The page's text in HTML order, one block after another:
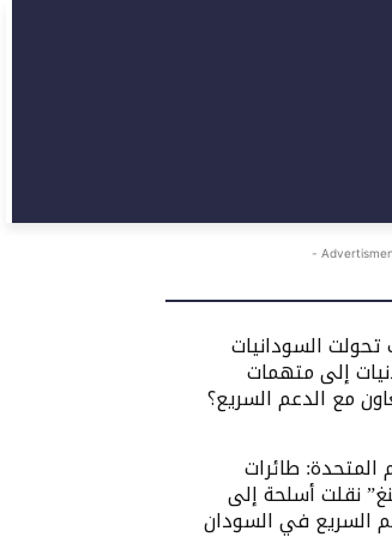
السودانيات
إلى متهمات
مع الدعم السريع؟
المتحدة: طائرات
نقلت أسلحة إلى
السريع في السودان